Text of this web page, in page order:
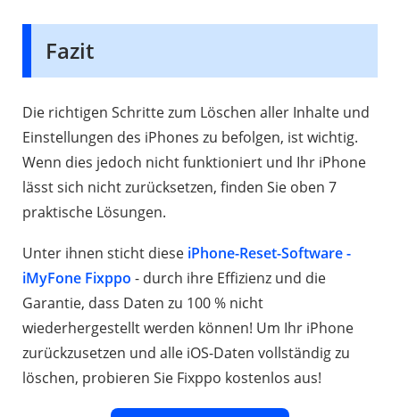
Fazit
Die richtigen Schritte zum Löschen aller Inhalte und
Einstellungen des iPhones zu befolgen, ist wichtig.
Wenn dies jedoch nicht funktioniert und Ihr iPhone
lässt sich nicht zurücksetzen, finden Sie oben 7
praktische Lösungen.
Unter ihnen sticht diese iPhone-Reset-Software -
iMyFone Fixppo - durch ihre Effizienz und die
Garantie, dass Daten zu 100 % nicht
wiederhergestellt werden können! Um Ihr iPhone
zurückzusetzen und alle iOS-Daten vollständig zu
löschen, probieren Sie Fixppo kostenlos aus!